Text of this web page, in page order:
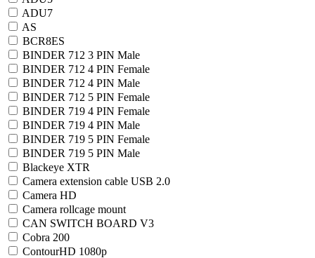
ADU7
AS
BCR8ES
BINDER 712 3 PIN Male
BINDER 712 4 PIN Female
BINDER 712 4 PIN Male
BINDER 712 5 PIN Female
BINDER 719 4 PIN Female
BINDER 719 4 PIN Male
BINDER 719 5 PIN Female
BINDER 719 5 PIN Male
Blackeye XTR
Camera extension cable USB 2.0
Camera HD
Camera rollcage mount
CAN SWITCH BOARD V3
Cobra 200
ContourHD 1080p